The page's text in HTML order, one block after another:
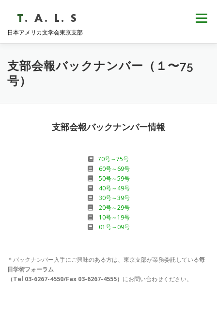
ツ
日本アメリカ文学会東京支部
メニュー
HOME NEWS 歴史・沿革 ABOUT
支部会報バックナンバー（１〜75
号）
支部会報バックナンバー情報
70号～75号
60号～69号
50号～59号
40号～49号
30号～39号
20号～29号
10号～19号
01号～09号
＊バックナンバー入手にご興味のある方は、東京支部が業務委託している毎
日学術フォーラム
（Tel 03-6267-4550/Fax 03-6267-4555） にお問い合わせください。